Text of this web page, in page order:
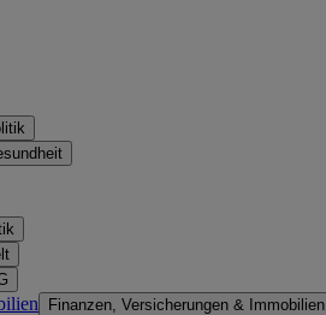
Finanzen, Versicherungen & Immobilien